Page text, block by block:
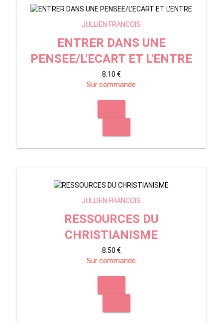
JULLIEN FRANCOIS
ENTRER DANS UNE
PENSEE/L'ECART ET L'ENTRE
8.10 €
Sur commande
JULLIEN FRANCOIS
RESSOURCES DU
CHRISTIANISME
8.50 €
Sur commande